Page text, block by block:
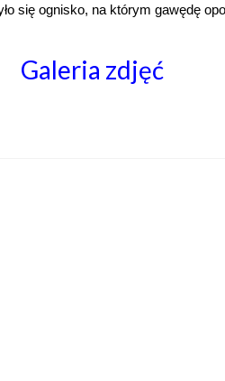
się ognisko, na którym gawędę
Galeria zdjęć